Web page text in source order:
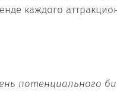
каждого
потенциального